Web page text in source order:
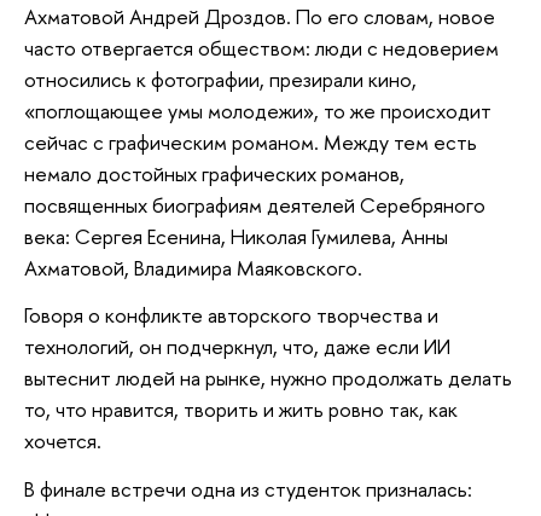
Ахматовой Андрей Дроздов. По его словам, новое
часто отвергается обществом: люди с недоверием
относились к фотографии, презирали кино,
«поглощающее умы молодежи», то же происходит
сейчас с графическим романом. Между тем есть
немало достойных графических романов,
посвященных биографиям деятелей Серебряного
века: Сергея Есенина, Николая Гумилева, Анны
Ахматовой, Владимира Маяковского.
Говоря о конфликте авторского творчества и
технологий, он подчеркнул, что, даже если ИИ
вытеснит людей на рынке, нужно продолжать делать
то, что нравится, творить и жить ровно так, как
хочется.
В финале встречи одна из студенток призналась: